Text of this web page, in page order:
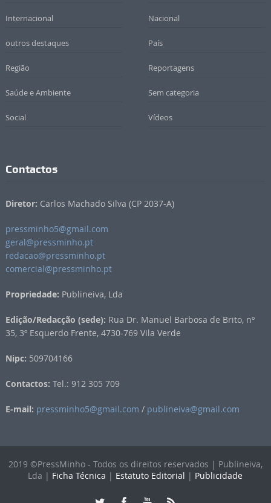
Internacional Nacional
outros destaques País
Região Reportagens
Saúde e Ambiente Sem categoria
Social Vídeos
Contactos
Diretor: Carlos Machado Silva (CP 2037-A)
pressminho5@gmail.com
geral@pressminho.pt
redacao@pressminho.pt
comercial@pressminho.pt
Propriedade: Publineiva, Lda
Edição/Redacção (sede): Rua Dr. Manuel Barbosa de Brito, nº
35, 3º Esquerdo Frente, 4730-769 Vila Verde
Nipc: 509704166
Contactos: Tel.: 912 305 709
E-mail: pressminho5@gmail.com / publineiva@gmail.com
2019 ©PressMinho - Todos os direitos reservados | Publineiva,
Lda | Ficha Técnica | Estatuto Editorial | Publicidade